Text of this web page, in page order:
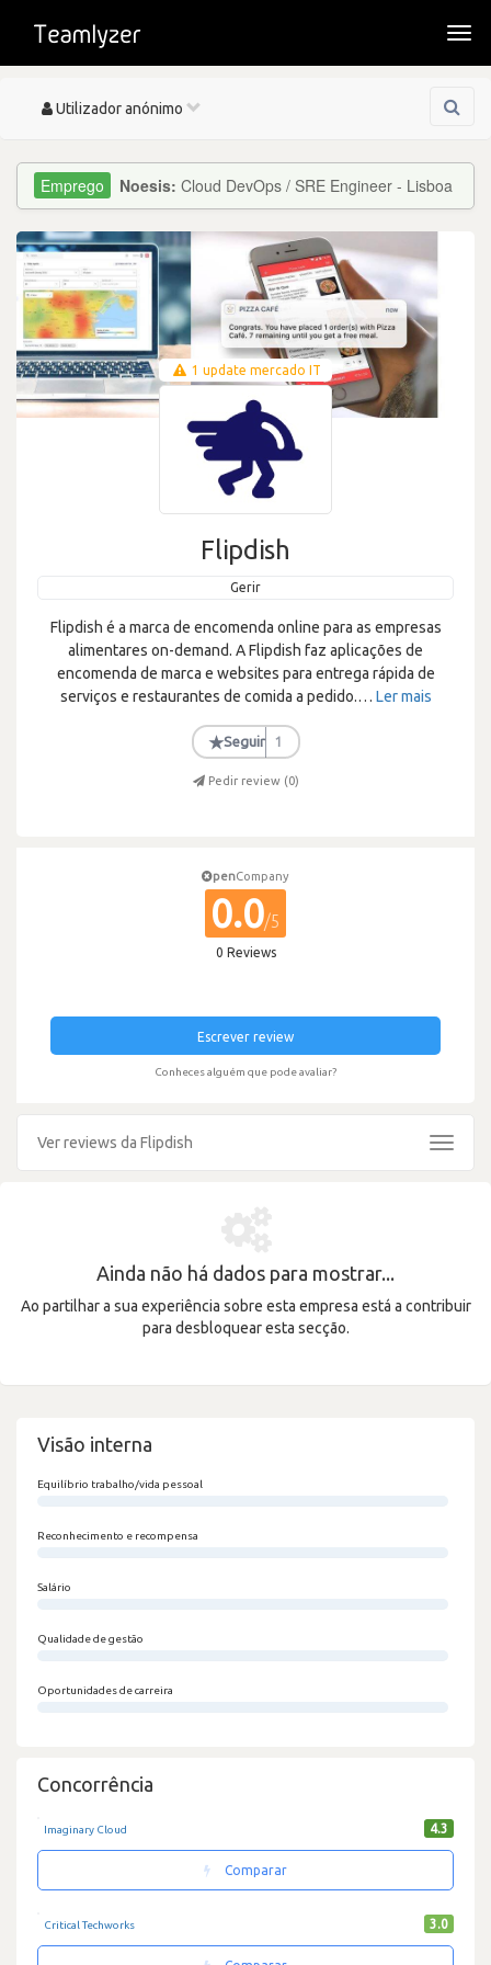
Toggle
Utilizador anónimo
Noesis: Cloud DevOps / SRE Engineer - Lisboa
1 update mercado IT
Flipdish
Gerir
Flipdish é a marca de encomenda online para as empresas
alimentares on-demand. A Flipdish faz aplicações de
encomenda de marca e websites para entrega rápida de
serviços e restaurantes de comida a pedido.… Ler mais
★Seguir 1
Pedir review (0)
penCompany
0.0/5
0 Reviews
Escrever review
Conheces alguém que pode avaliar?
Ver reviews da Flipdish
Toggle
Ainda não há dados para mostrar...
Ao partilhar a sua experiência sobre esta empresa está a contribuir
para desbloquear esta secção.
Visão interna
Equilíbrio trabalho/vida pessoal
Reconhecimento e recompensa
Salário
Qualidade de gestão
Oportunidades de carreira
Concorrência
Imaginary Cloud 4.3
Comparar
Critical Techworks 3.0